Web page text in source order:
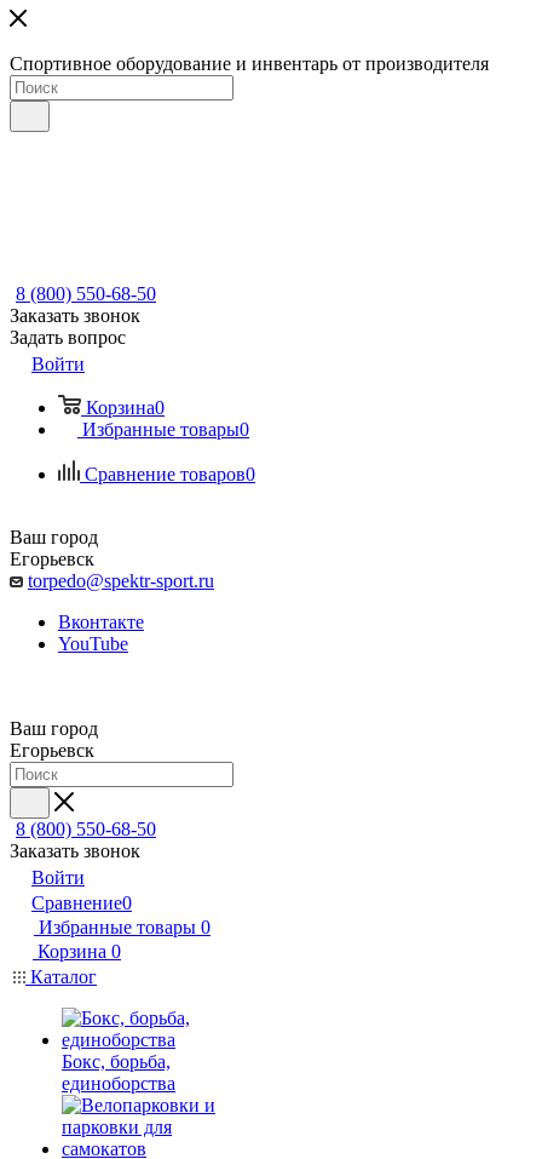
Спортивное оборудование и инвентарь от производителя
8 (800) 550-68-50
Заказать звонок
Задать вопрос
Войти
Корзина0
Избранные товары0
Сравнение товаров0
Ваш город
Егорьевск
torpedo@spektr-sport.ru
Вконтакте
YouTube
Ваш город
Егорьевск
8 (800) 550-68-50
Заказать звонок
Войти
Сравнение0
Избранные товары 0
Корзина 0
Каталог
Бокс, борьба,
единоборства